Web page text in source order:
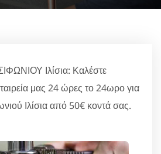
Ιλίσια: Καλέστε
μας 24 ώρες το 24ωρο για
Ιλίσια από 50€ κοντά σας.